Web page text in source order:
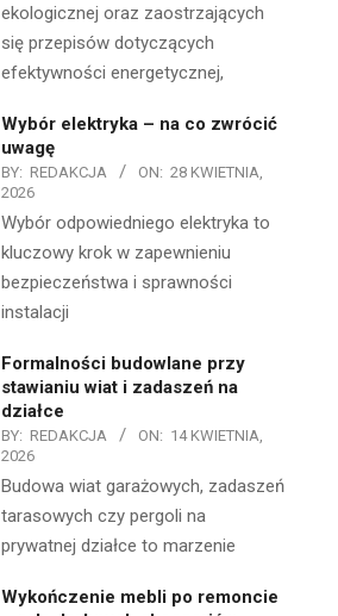
ekologicznej oraz zaostrzających
się przepisów dotyczących
efektywności energetycznej,
Wybór elektryka – na co zwrócić
uwagę
BY: REDAKCJA ON: 28 KWIETNIA,
2026
Wybór odpowiedniego elektryka to
kluczowy krok w zapewnieniu
bezpieczeństwa i sprawności
instalacji
Formalności budowlane przy
stawianiu wiat i zadaszeń na
działce
BY: REDAKCJA ON: 14 KWIETNIA,
2026
Budowa wiat garażowych, zadaszeń
tarasowych czy pergoli na
prywatnej działce to marzenie
Wykończenie mebli po remoncie